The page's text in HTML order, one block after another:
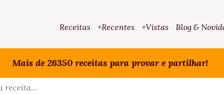
Receitas +Recentes +Vistas Blog &
Mais de 26350 receitas para provar e partilhar!